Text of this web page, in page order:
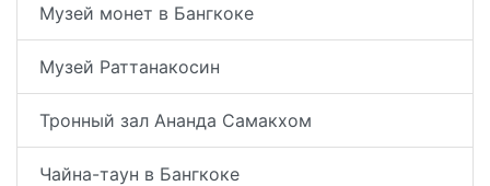
Музей монет в Бангкоке
Музей Раттанакосин
Тронный зал Ананда Самакхом
Чайна-таун в Бангкоке